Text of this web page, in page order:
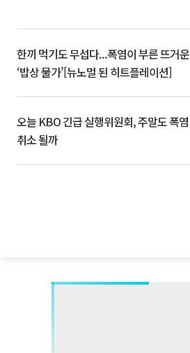
한끼 먹기도 무섭다...폭염이 부른 뜨거운
‘밥상 물가’[뉴노멀 된 히트플레이션]
오늘 KBO 긴급 실행위원회, 주말도 폭염
취소 될까